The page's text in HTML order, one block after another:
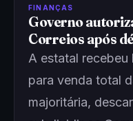
FINANÇAS
Governo
Correios após
A estatal recebeu
para venda total
majoritária,